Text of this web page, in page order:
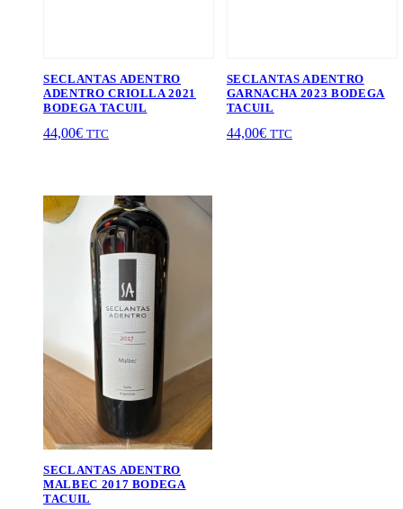
SECLANTAS ADENTRO
ADENTRO CRIOLLA 2021
BODEGA TACUIL
44,00€ TTC
SECLANTAS ADENTRO
GARNACHA 2023 BODEGA
TACUIL
44,00€ TTC
SECLANTAS ADENTRO
MALBEC 2017 BODEGA
TACUIL